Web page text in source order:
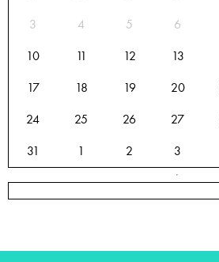
3 4 5 6
10 11 12 13
17 18 19 20
24 25 26 27
31 1 2 3